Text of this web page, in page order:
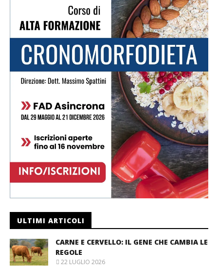
ULTIMI ARTICOLI
CARNE E CERVELLO: IL GENE CHE CAMBIA LE
REGOLE
22 LUGLIO 2026